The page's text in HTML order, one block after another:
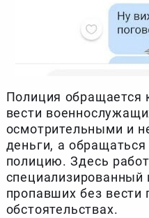
Полиция обращается
вести
осмотрительными и
деньги, а
полицию. Здесь
специализированный
пропавших без вести
обстоятельствах.